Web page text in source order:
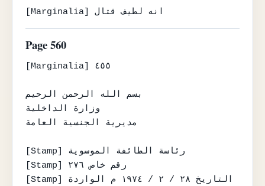
[Marginalia] انه لطيف قتال
Page 560
[Marginalia] ٤٥٥
بسم الله الرحمن الرحيم
وزارة الداخلية
مديرية الجنسية العامة
[Stamp] رئاسة الطائفة الموسوية
[Stamp] رقم خاص ٢٧٦
[Stamp] التاريخ ٢٨ / ٢ / ١٩٧٤ م الواردة